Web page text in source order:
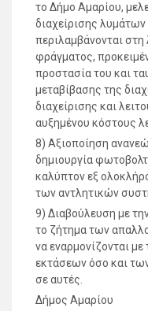
το Δήμο Αμαρίου,
διαχείρισης
περιλαμβάνονται
φράγματος,
προστασία του και
μεταβίβασης της
διαχείρισης και
αυξημένου κόστους
8) Αξιοποίηση
δημιουργία
καλύπτον εξ
των αντλητικών
9) Διαβούλευση με
το ζήτημα των
να εναρμονίζονται
εκτάσεων όσο και
σε αυτές.
Δήμος Αμαρίου